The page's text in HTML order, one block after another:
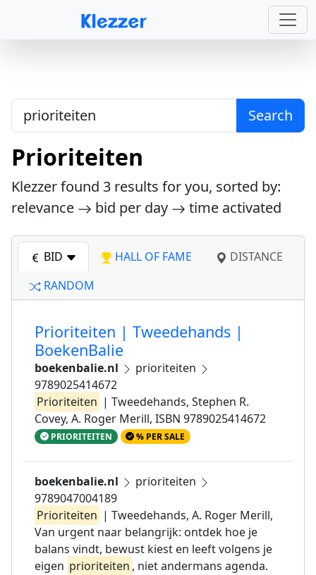
Search
Prioriteiten
Klezzer found 3 results for you, sorted by:
relevance
bid per day time activated
BID HALL OF FAME
DISTANCE
RANDOM
Prioriteiten | Tweedehands |
BoekenBalie
boekenbalie.nl
prioriteiten
9789025414672
Prioriteiten | Tweedehands, Stephen R.
Covey, A. Roger Merill, ISBN 9789025414672
PRIORITEITEN % PER SALE
boekenbalie.nl
prioriteiten
9789047004189
Prioriteiten | Tweedehands, A. Roger Merill,
Van urgent naar belangrijk: ontdek hoe je
balans vindt, bewust kiest en leeft volgens je
eigen prioriteiten , niet andermans agenda.